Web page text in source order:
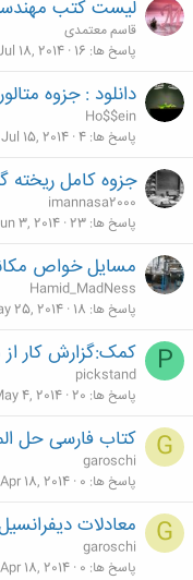
لیست کتب
قاسم معتمدی
پاسخ ها 16
18, 2014
دانلود : جزوه
Ho$$ein
پاسخ ها 4
Jul 15, 2014
جزوه کامل ریخته
imannasa2000
پاسخ ها 23
3, 2014
مسایل خواص
Hamid_MadNess
پاسخ ها 18
25, 2014
P کمک:گزارش کار از
pickstand
پاسخ ها 20
4, 2014
G کتاب فارسی حل
garoschi
پاسخ ها 0
Apr 18, 2014
G معادلات
garoschi
پاسخ ها 0
Apr 18, 2014